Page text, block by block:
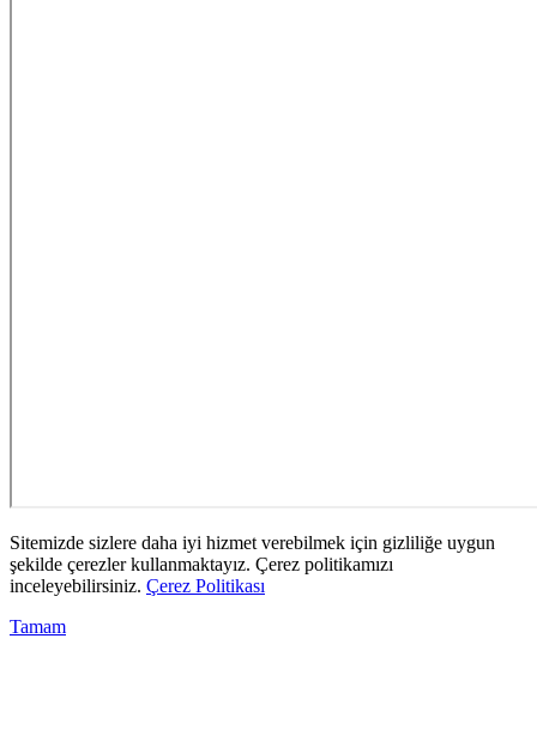
Sitemizde sizlere daha iyi hizmet verebilmek için gizliliğe uygun
şekilde çerezler kullanmaktayız. Çerez politikamızı
inceleyebilirsiniz. Çerez Politikası
Tamam